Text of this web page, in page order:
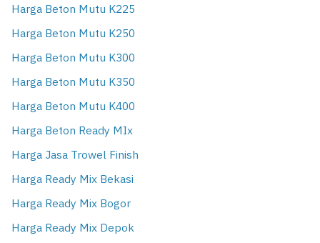
Harga Beton Mutu K225
Harga Beton Mutu K250
Harga Beton Mutu K300
Harga Beton Mutu K350
Harga Beton Mutu K400
Harga Beton Ready MIx
Harga Jasa Trowel Finish
Harga Ready Mix Bekasi
Harga Ready Mix Bogor
Harga Ready Mix Depok